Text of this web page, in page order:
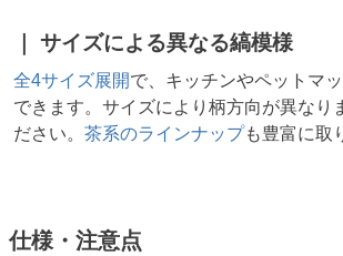
サイズによる異なる縞模様
全4サイズ展開で、キッチンやペットマ
できます。サイズにより柄方向が異なり
ださい。茶系のラインナップも豊富に取
仕様・注意点